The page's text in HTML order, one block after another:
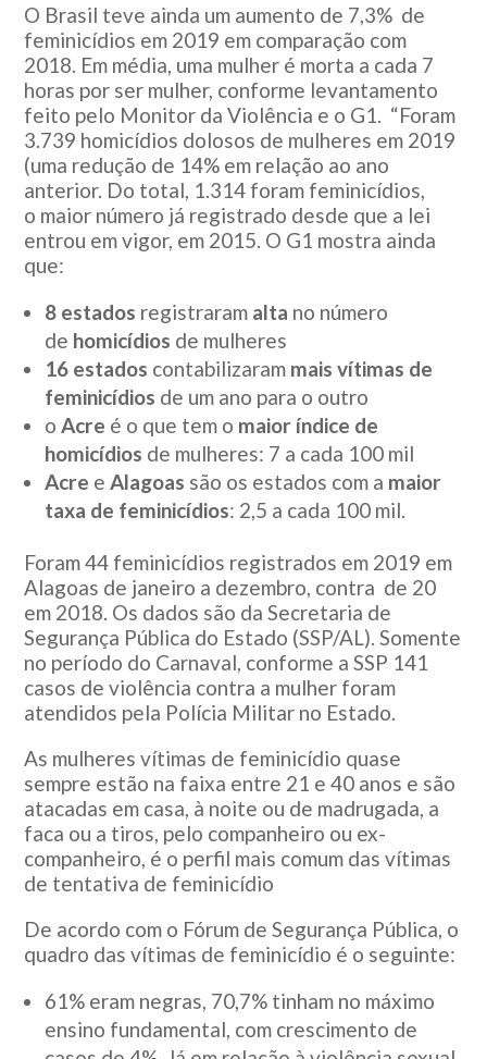
O Brasil teve ainda um aumento de 7,3% de
feminicídios em 2019 em comparação com
2018. Em média, uma mulher é morta a cada 7
horas por ser mulher, conforme levantamento
feito pelo Monitor da Violência e o G1. “Foram
3.739 homicídios dolosos de mulheres em 2019
(uma redução de 14% em relação ao ano
anterior. Do total, 1.314 foram feminicídios,
o maior número já registrado desde que a lei
entrou em vigor, em 2015. O G1 mostra ainda
que:
8 estados registraram alta no número
de homicídios de mulheres
16 estados contabilizaram mais vítimas de
feminicídios de um ano para o outro
o Acre é o que tem o maior índice de
homicídios de mulheres: 7 a cada 100 mil
Acre e Alagoas são os estados com a maior
taxa de feminicídios: 2,5 a cada 100 mil.
Foram 44 feminicídios registrados em 2019 em
Alagoas de janeiro a dezembro, contra de 20
em 2018. Os dados são da Secretaria de
Segurança Pública do Estado (SSP/AL). Somente
no período do Carnaval, conforme a SSP 141
casos de violência contra a mulher foram
atendidos pela Polícia Militar no Estado.
As mulheres vítimas de feminicídio quase
sempre estão na faixa entre 21 e 40 anos e são
atacadas em casa, à noite ou de madrugada, a
faca ou a tiros, pelo companheiro ou ex-
companheiro, é o perfil mais comum das vítimas
de tentativa de feminicídio
De acordo com o Fórum de Segurança Pública, o
quadro das vítimas de feminicídio é o seguinte:
61% eram negras, 70,7% tinham no máximo
ensino fundamental, com crescimento de